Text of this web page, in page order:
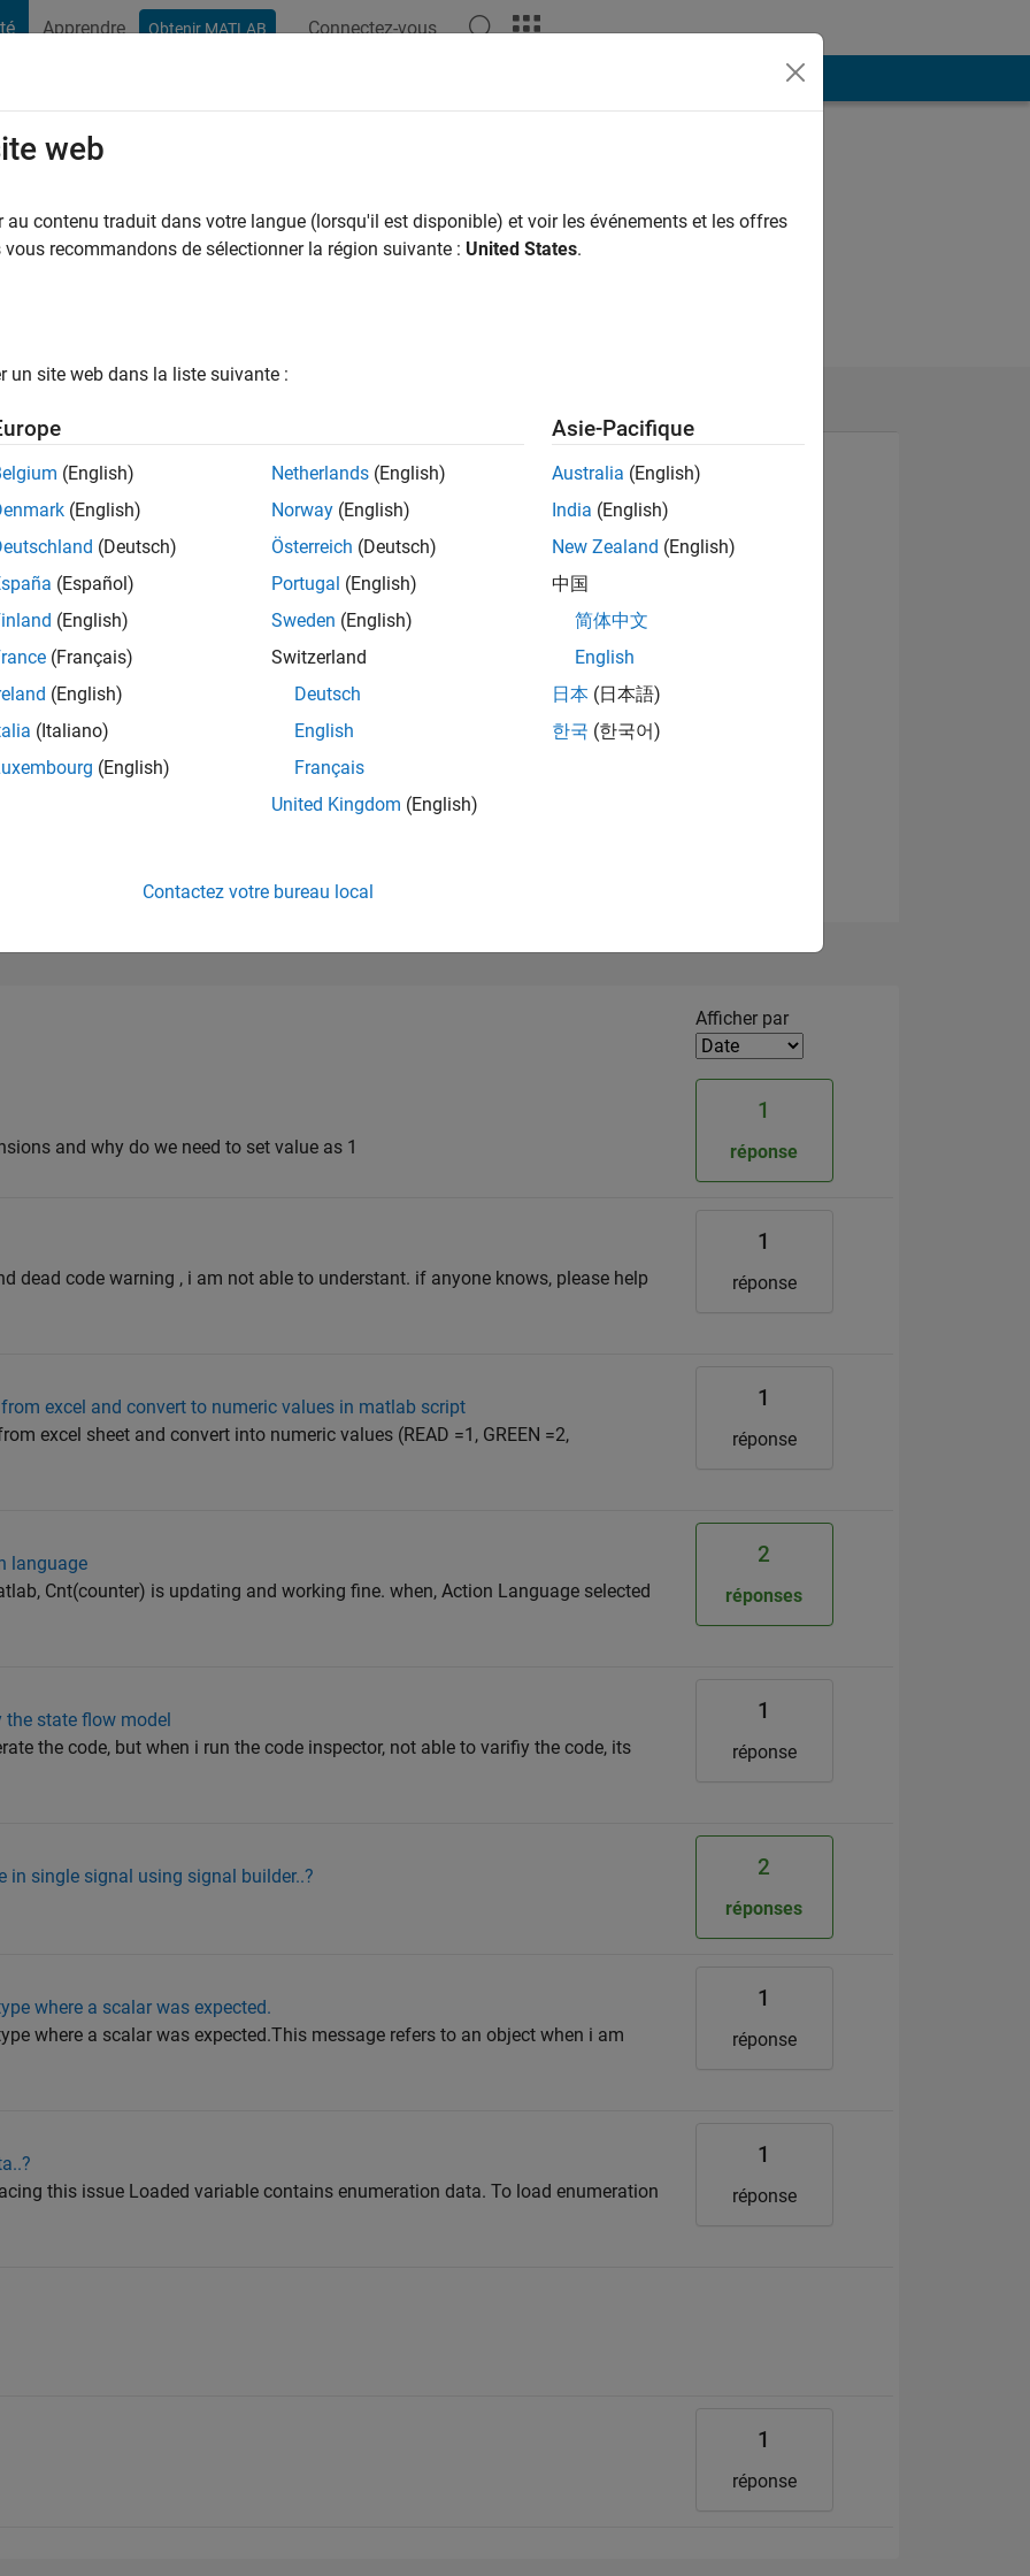
Apprendre Obtenir MATLAB Connectez-vous
a| Actif depuis 2024
0
of 302 028
Afficher les badges
Filter2
Afficher par
and why do we need to set value as 1
1
réponse
dead code warning , i am not able to understant. if anyone knows, please help
1
réponse
excel and convert to numeric values in matlab script
excel sheet and convert into numeric values (READ =1, GREEN =2,
1
réponse
language
Cnt(counter) is updating and working fine. when, Action Language selected
2
réponses
state flow model
the code, but when i run the code inspector, not able to varifiy the code, its
1
réponse
in single signal using signal builder..? 2
réponses
where a scalar was expected.
where a scalar was expected.This message refers to an object when i am
1
réponse
this issue Loaded variable contains enumeration data. To load enumeration
1
réponse
1
réponse
web
au contenu traduit dans votre langue (lorsqu'il est disponible) et voir les événements et les offres
vous recommandons de sélectionner la région suivante : United States.
un site web dans la liste suivante :
(English)
(English)
(Deutsch)
(Español)
(English)
(Français)
(English)
(Italiano)
(English)
Netherlands (English)
Norway (English)
Österreich (Deutsch)
Portugal (English)
Sweden (English)
Switzerland
Deutsch
English
Français
United Kingdom (English)
Asie-Pacifique
Australia (English)
India (English)
New Zealand (English)
中国
简体中文
English
日本 (日本語)
한국 (한국어)
Contactez votre bureau local